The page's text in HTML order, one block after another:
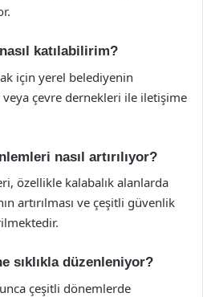
katılabilirim?
için yerel belediyenin
çevre dernekleri ile iletişime
nasıl artırılıyor?
özellikle kalabalık alanlarda
artırılması ve çeşitli güvenlik
sıklıkla düzenleniyor?
çeşitli dönemlerde